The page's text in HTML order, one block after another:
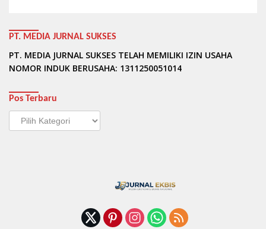
PT. MEDIA JURNAL SUKSES
PT. MEDIA JURNAL SUKSES TELAH MEMILIKI IZIN USAHA
NOMOR INDUK BERUSAHA: 1311250051014
Pos Terbaru
Pos
Terbaru